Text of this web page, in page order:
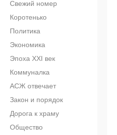
Свежий номер
Коротенько
Политика
Экономика
Эпоха XXI век
Коммуналка
АСЖ отвечает
Закон и порядок
Дорога к храму
Общество